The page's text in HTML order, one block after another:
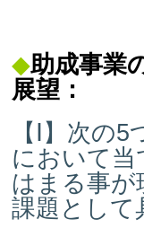
◆助成事業
展望：
【Ⅰ】次の
において
はまる事が
課題として